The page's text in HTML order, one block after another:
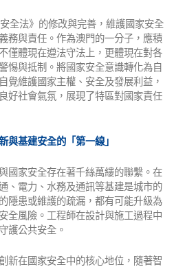
全法》的修改與完善，維護國家安全
務與責任。作為澳門的一分子，應積
僅體現在遵法守法上，更體現在對各
惕與抵制。將國家安全意識轉化為自
覺維護國家主權、安全及發展利益，
好社會氣氛，展現了特區對國家責任
與基建安全的「第一線」
國家安全存在著千絲萬縷的聯繫。在
、電力、水務及通訊等基建是城市的
隱患或維護的疏漏，都有可能升級為
全風險。工程師在設計與施工過程中
護公共安全。
新在國家安全中的核心地位，隨著智